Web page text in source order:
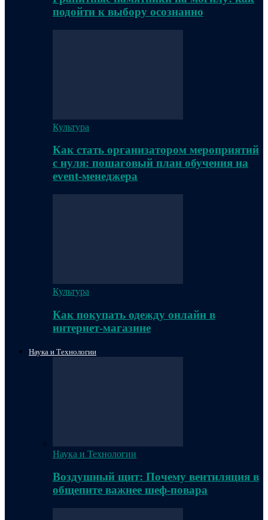
подойти к выбору осознанно
Культура
Как стать организатором мероприятий
с нуля: пошаговый план обучения на
event-менеджера
Культура
Как покупать одежду онлайн в
интернет-магазине
Наука и Технологии
Наука и Технологии
Воздушный щит: Почему вентиляция в
общепите важнее шеф-повара